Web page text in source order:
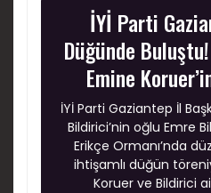
İYİ Parti
Düğünde
Emine
İYİ Parti Gaziantep İl
Bildirici’nin oğlu Emre
Erikçe Ormanı’nda
ihtişamlı düğün
Koruer ve Bildirici